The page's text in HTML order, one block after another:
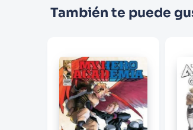
También te puede